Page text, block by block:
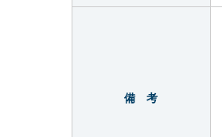
備 考